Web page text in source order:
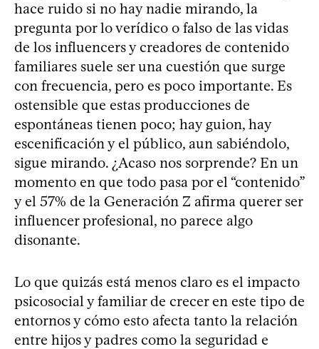
hace ruido si no hay nadie mirando, la
pregunta por lo verídico o falso de las vidas
de los influencers y creadores de contenido
familiares suele ser una cuestión que surge
con frecuencia, pero es poco importante. Es
ostensible que estas producciones de
espontáneas tienen poco; hay guion, hay
escenificación y el público, aun sabiéndolo,
sigue mirando. ¿Acaso nos sorprende? En un
momento en que todo pasa por el “contenido”
y el 57% de la Generación Z afirma querer ser
influencer profesional, no parece algo
disonante.
Lo que quizás está menos claro es el impacto
psicosocial y familiar de crecer en este tipo de
entornos y cómo esto afecta tanto la relación
entre hijos y padres como la seguridad e